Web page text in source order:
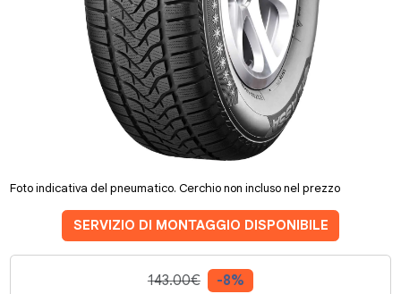
Foto indicativa del pneumatico. Cerchio non incluso nel prezzo
SERVIZIO DI MONTAGGIO DISPONIBILE
143.00€ -8%